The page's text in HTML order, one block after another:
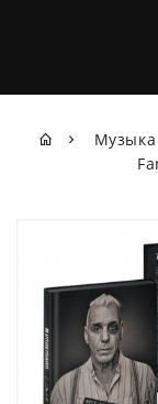
Музыка